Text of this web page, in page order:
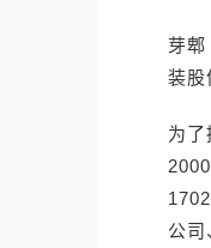
芽
装股
为
公司